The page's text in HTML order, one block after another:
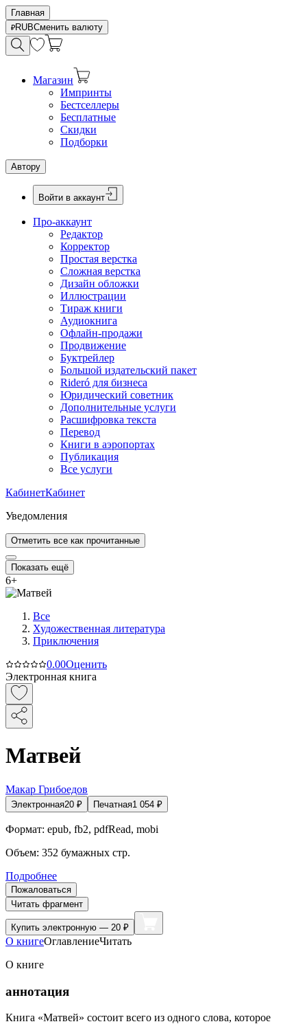
Главная
RUBСменить валюту
Магазин
Импринты
Бестселлеры
Бесплатные
Скидки
Подборки
Автору
Войти в аккаунт
Про-аккаунт
Редактор
Корректор
Простая верстка
Сложная верстка
Дизайн обложки
Иллюстрации
Тираж книги
Аудиокнига
Офлайн-продажи
Продвижение
Буктрейлер
Большой издательский пакет
Rideró для бизнеса
Юридический советник
Дополнительные услуги
Расшифровка текста
Перевод
Книги в аэропортах
Публикация
Все услуги
КабинетКабинет
Уведомления
Отметить все как прочитанные
Показать ещё
6+
Все
Художественная литература
Приключения
0.00Оценить
Электронная книга
Матвей
Макар Грибоедов
Электронная20 ₽ Печатная1 054 ₽
Формат: epub, fb2, pdfRead, mobi
Объем: 352 бумажных стр.
Подробнее
Пожаловаться
Читать фрагмент
Купить электронную — 20 ₽
О книгеОглавлениеЧитать
О книге
аннотация
Книга «Матвей» состоит всего из одного слова, которое